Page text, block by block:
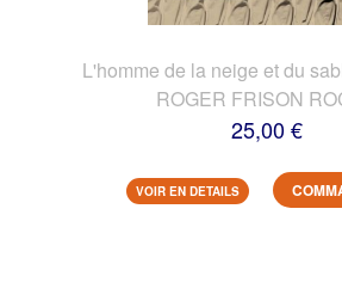
L'homme de la neige et du
ROGER FRISON
25,00 €
VOIR EN DETAILS